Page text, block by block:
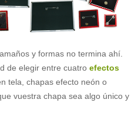
y formas no termina ahí.
de elegir entre cuatro efectos
tela, chapas efecto neón o
vuestra chapa sea algo único y